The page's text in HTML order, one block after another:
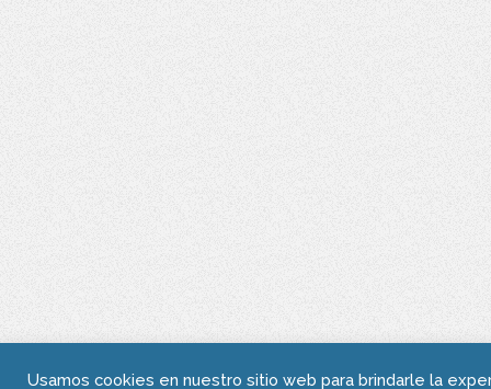
Usamos cookies en nuestro sitio web para brindarle la